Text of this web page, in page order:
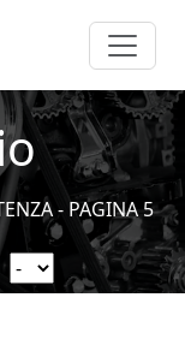
- PAGINA 5